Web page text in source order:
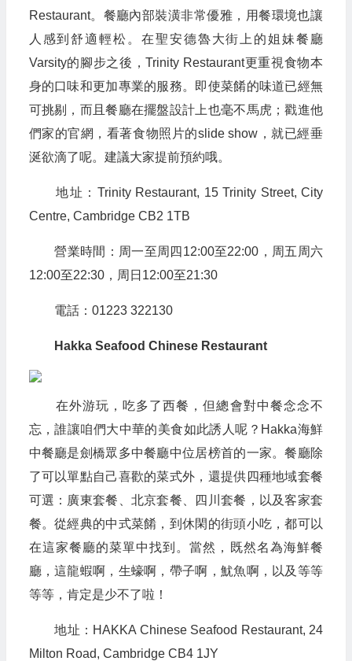
Restaurant。餐廳內部裝潢非常優雅，用餐環境也讓
人感到舒適輕松。在聖安德魯大街上的姐妹餐廳
Varsity的腳步之後，Trinity Restaurant更重視食物本
身的口味和更加專業的服務。即使菜餚的味道已經無
可挑剔，而且餐廳在擺盤設計上也毫不馬虎；戳進他
們家的官網，看著食物照片的slide show，就已經垂
涎欲滴了呢。建議大家提前預約哦。
地址：Trinity Restaurant, 15 Trinity Street, City
Centre, Cambridge CB2 1TB
營業時間：周一至周四12:00至22:00，周五周六
12:00至22:30，周日12:00至21:30
電話：01223 322130
Hakka Seafood Chinese Restaurant
在外游玩，吃多了西餐，但總會對中餐念念不
忘，誰讓咱們大中華的美食如此誘人呢？Hakka海鮮
中餐廳是劍橋眾多中餐廳中位居榜首的一家。餐廳除
了可以單點自己喜歡的菜式外，還提供四種地域套餐
可選：廣東套餐、北京套餐、四川套餐，以及客家套
餐。從經典的中式菜餚，到休閑的街頭小吃，都可以
在這家餐廳的菜單中找到。當然，既然名為海鮮餐
廳，這龍蝦啊，生蠔啊，帶子啊，魷魚啊，以及等等
等等，肯定是少不了啦！
地址：HAKKA Chinese Seafood Restaurant, 24
Milton Road, Cambridge CB4 1JY